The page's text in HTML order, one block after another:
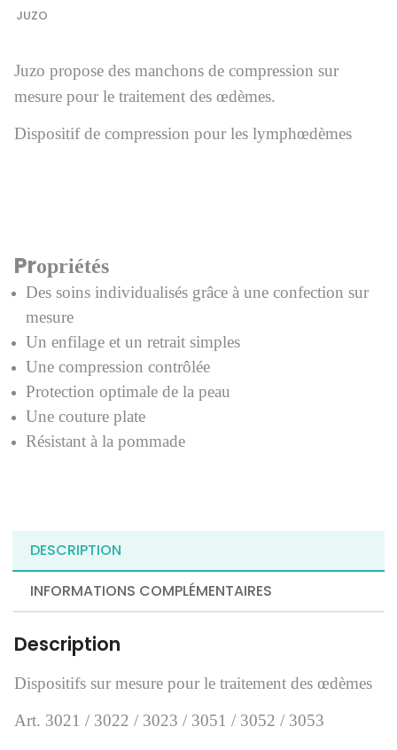
JUZO
Juzo propose des manchons de compression sur
mesure pour le traitement des œdèmes.
Dispositif de compression pour les lymphœdèmes
Propriétés
Des soins individualisés grâce à une confection sur
mesure
Un enfilage et un retrait simples
Une compression contrôlée
Protection optimale de la peau
Une couture plate
Résistant à la pommade
DESCRIPTION
INFORMATIONS COMPLÉMENTAIRES
Description
Dispositifs sur mesure pour le traitement des œdèmes
Art. 3021 / 3022 / 3023 / 3051 / 3052 / 3053